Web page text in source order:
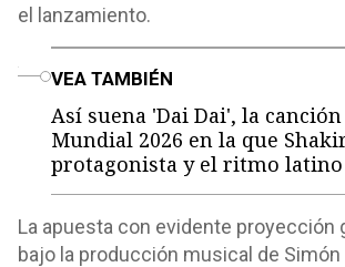
el lanzamiento.
VEA TAMBIÉN
Así suena 'Dai Dai', la
Mundial 2026 en la que
protagonista y el ritmo latino
La apuesta con evidente proyección
bajo la producción musical de Simón